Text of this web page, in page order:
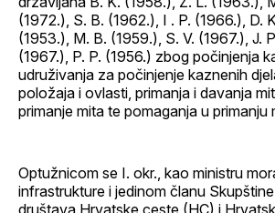
(1972.), S. B. (1962.), I . P. (1966.), D.
(1953.), M. B. (1959.), S. V. (1967.), J.
(1967.), P. P. (1956.) zbog počinjenja
udruživanja za počinjenje kaznenih
položaja i ovlasti, primanja i davanja
primanje mita te pomaganja u primanju
Optužnicom se I. okr., kao ministru
infrastrukture i jedinom članu
društava Hrvatske ceste (HC) i